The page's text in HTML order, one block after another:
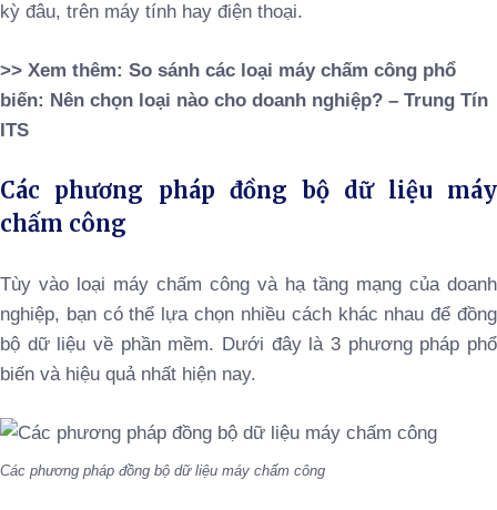
kỳ đâu, trên máy tính hay điện thoại.
>> Xem thêm: So sánh các loại máy chấm công phổ
biến: Nên chọn loại nào cho doanh nghiệp? – Trung Tín
ITS
Các phương pháp đồng bộ dữ liệu máy
chấm công
Tùy vào loại máy chấm công và hạ tầng mạng của doanh
nghiệp, bạn có thể lựa chọn nhiều cách khác nhau để đồng
bộ dữ liệu về phần mềm. Dưới đây là 3 phương pháp phổ
biến và hiệu quả nhất hiện nay.
Các phương pháp đồng bộ dữ liệu máy chấm công